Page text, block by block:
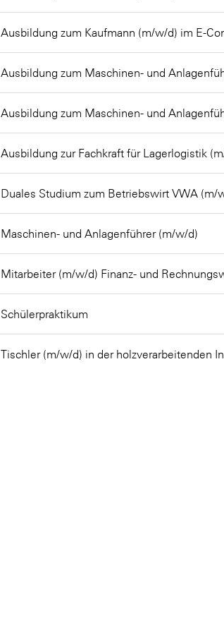
Ausbildung zum Kaufmann (m/w/d) im E-
Ausbildung zum Maschinen- und
Ausbildung zum Maschinen- und
Ausbildung zur Fachkraft für Lagerlogistik
Duales Studium zum Betriebswirt VWA (m/
Maschinen- und Anlagenführer (m/w/d)
Mitarbeiter (m/w/d) Finanz- und
Schülerpraktikum
Tischler (m/w/d) in der holzverarbeitenden